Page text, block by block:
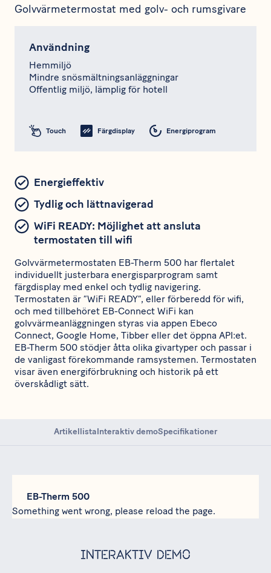
Golvvärmetermostat med golv- och rumsgivare
Användning
Hemmiljö
Mindre snösmältningsanläggningar
Offentlig miljö, lämplig för hotell
Touch Färgdisplay Energiprogram
Energieffektiv
Tydlig och lättnavigerad
WiFi READY: Möjlighet att ansluta
termostaten till wifi
Golvvärmetermostaten EB-Therm 500 har flertalet
individuellt justerbara energisparprogram samt
färgdisplay med enkel och tydlig navigering.
Termostaten är ”WiFi READY”, eller förberedd för wifi,
och med tillbehöret EB-Connect WiFi kan
golvvärmeanläggningen styras via appen Ebeco
Connect, Google Home, Tibber eller det öppna API:et.
EB-Therm 500 stödjer åtta olika givartyper och passar i
de vanligast förekommande ramsystemen. Termostaten
visar även energiförbrukning och historik på ett
överskådligt sätt.
ArtikellistaInteraktiv demoSpecifikationer
EB-Therm 500
Something went wrong, please reload the page.
Interaktiv demo